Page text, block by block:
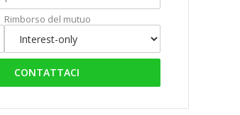
Rimborso del mutuo
CONTATTACI